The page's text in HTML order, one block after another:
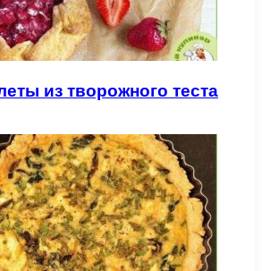
из творожного теста